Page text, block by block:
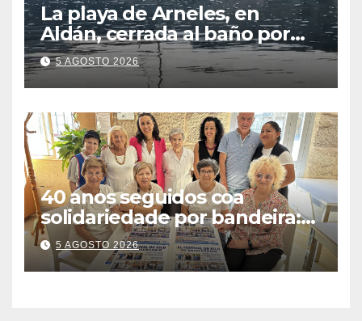
La playa de Arneles, en
Aldán, cerrada al baño por
contaminación del agua tras
detectarse restos fecales
5 AGOSTO 2026
40 anos seguidos coa
solidariedade por bandeira:
este venres celébrase o
Festival do Kilo no Auditorio
5 AGOSTO 2026